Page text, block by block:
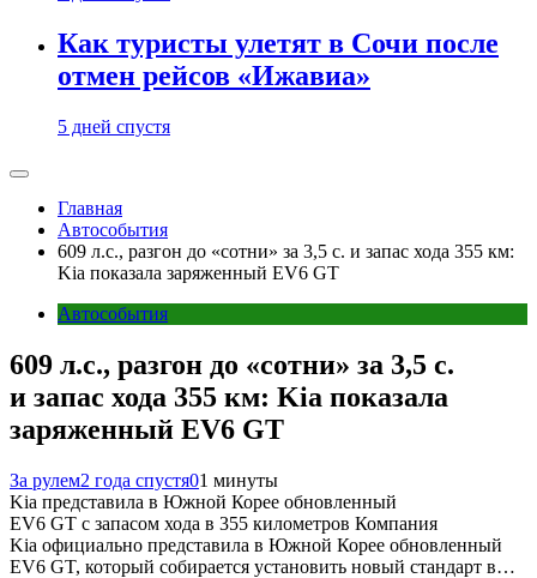
Как туристы улетят в Сочи после
отмен рейсов «Ижавиа»
5 дней спустя
Главная
Автособытия
609 л.с., разгон до «сотни» за 3,5 с. и запас хода 355 км:
Kia показала заряженный EV6 GT
Автособытия
609 л.с., разгон до «сотни» за 3,5 с.
и запас хода 355 км: Kia показала
заряженный EV6 GT
За рулем2 года спустя01 минуты
Kia представила в Южной Корее обновленный
EV6 GT с запасом хода в 355 километров Компания
Kia официально представила в Южной Корее обновленный
EV6 GT, который собирается установить новый стандарт в…